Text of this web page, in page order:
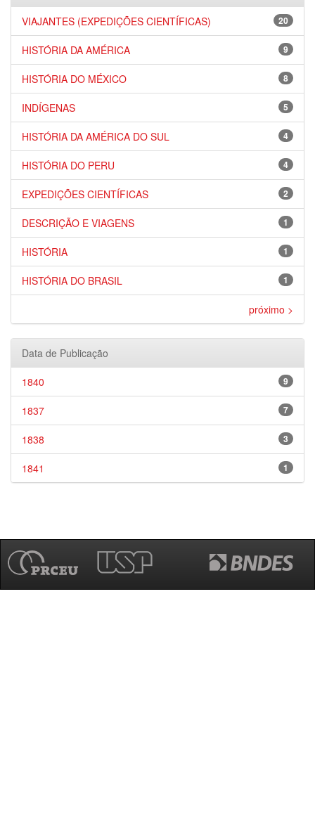
20
VIAJANTES (EXPEDIÇÕES CIENTÍFICAS)
9
HISTÓRIA DA AMÉRICA
8
HISTÓRIA DO MÉXICO
5
INDÍGENAS
4
HISTÓRIA DA AMÉRICA DO SUL
4
HISTÓRIA DO PERU
2
EXPEDIÇÕES CIENTÍFICAS
1
DESCRIÇÃO E VIAGENS
1
HISTÓRIA
1
HISTÓRIA DO BRASIL
próximo >
Data de Publicação
9
1840
7
1837
3
1838
1
1841